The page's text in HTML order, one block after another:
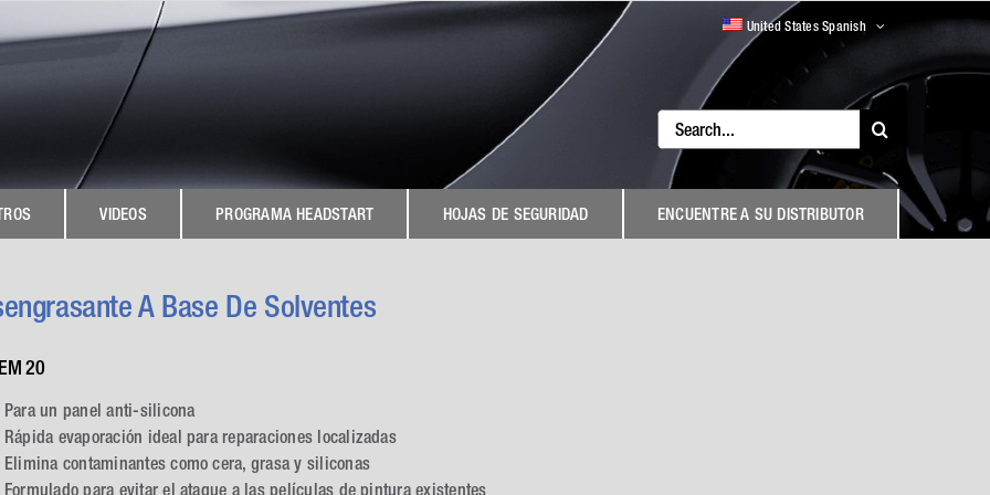
United States Spanish
Search
for:
VIDEOS PROGRAMA HEADSTART HOJAS DE SEGURIDAD ENCUENTRE A SU DISTRIBUTOR
A Base De Solventes
20
Para un panel anti-silicona
Rápida evaporación ideal para reparaciones localizadas
Elimina contaminantes como cera, grasa y siliconas
Formulado para evitar el ataque a las películas de pintura existentes